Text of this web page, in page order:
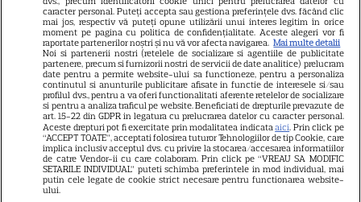
GSP
Știri mondene
Avantaje
Elle
Unica
Retete practice
URMĂREȘTE-NE PE
caracter personal. Puteți accepta sau gestiona preferințele dvs. făcând clic
mai jos, respectiv vă puteți opune utilizării unui interes legitim în orice
moment pe pagina cu politica de confidențialitate. Aceste alegeri vor fi
raportate partenerilor noștri și nu vă vor afecta navigarea. Mai multe detalii
Noi si partenerii nostri (retelele de socializare si agentiile de publicitate
partenere, precum si furnizorii nostri de servicii de date analitice) prelucram
date pentru a permite website-ului sa functioneze, pentru a personaliza
continutul si anunturile publicitare afisate in functie de interesele si/sau
profilul dvs., pentru a va oferi functionalitati aferente retelelor de socializare
si pentru a analiza traficul pe website. Beneficiati de drepturile prevazute de
art. 15-22 din GDPR in legatura cu prelucrarea datelor cu caracter personal.
Aceste drepturi pot fi exercitate prin modalitatea indicataaici. Prin click pe
“ACCEPT TOATE”, acceptati folosirea tuturor Tehnologiilor de tip Cookie, care
implica inclusiv acceptul dvs. cu privire la stocarea/accesarea informatiilor
de catre Vendor-ii cu care colaboram. Prin click pe “VREAU SA MODIFIC
SETARILE INDIVIDUAL” puteti schimba preferintele in mod individual, mai
putin cele legate de cookie strict necesare pentru functionarea website-
ului.